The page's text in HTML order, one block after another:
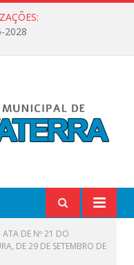
2028
ATA DE Nº 21 DO
DE 29 DE SETEMBRO DE